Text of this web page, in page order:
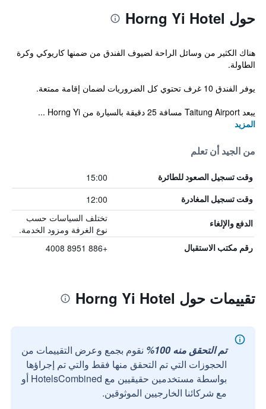
حول Horng Yi Hotel
هناك الكثير من وسائل الراحة لضيوف الفندق من ضمنها كاريوكي وكرة
الطاولة.
يوفر الفندق 10 غرف تحتوي كل الضروريات لضمان إقامة ممتعة.
يبعد Taitung Airport مسافة 25 دقيقة بالسيارة من Horng Yi ...
المزيد
من الجيد أن تعلم
وقت تسجيل الصعود للطائرة 15:00
وقت تسجيل المغادرة 12:00
الدفع والإلغاء
تختلف السياسات حسب
نوع الغرفة ومزود الخدمة.
رقم مكتب الاستقبال +886 8951 4008
تقييمات حول Horng Yi Hotel
تم التحقق منه 100%
نقوم بجمع وعرض التقييمات من
الحجوزات التي تم التحقق منها فقط والتي تم إجراؤها
بواسطة مستخدمين حقيقيين مع HotelsCombined أو
مع شركائنا الخارجيين الموثوقين.